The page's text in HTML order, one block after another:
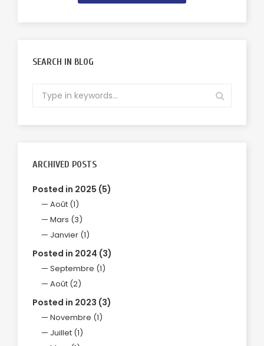
SEARCH IN BLOG
ARCHIVED POSTS
Posted in 2025 (5)
Août (1)
Mars (3)
Janvier (1)
Posted in 2024 (3)
Septembre (1)
Août (2)
Posted in 2023 (3)
Novembre (1)
Juillet (1)